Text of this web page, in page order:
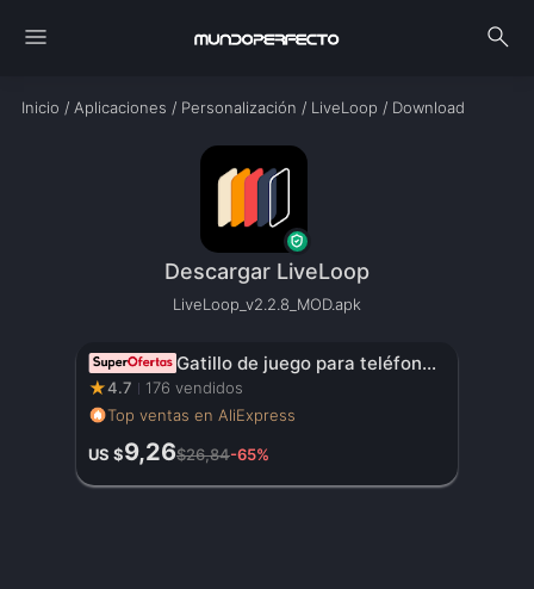
menu search
Inicio / Aplicaciones / Personalización / LiveLoop / Download
Descargar LiveLoop
LiveLoop_v2.2.8_MOD.apk
Gatillo de juego para teléfono móvil JS65 para PUBG, mando de disparo, Joystick de 6 dedos para comer pollo, artefacto auxiliar L1R1, botón de llave
★4.7
176 vendidos
Top ventas en AliExpress
US $9,26$26,84-65%